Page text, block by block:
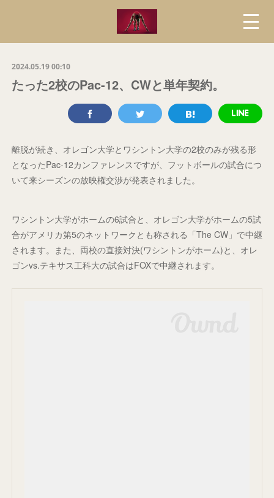
2024.05.19 00:10
たった2校のPac-12、CWと単年契約。
離脱が続き、オレゴン大学とワシントン大学の2校のみが残る形
となったPac-12カンファレンスですが、フットボールの試合につ
いて来シーズンの放映権交渉が発表されました。
ワシントン大学がホームの6試合と、オレゴン大学がホームの5試
合がアメリカ第5のネットワークとも称される「The CW」で中継
されます。また、両校の直接対決(ワシントンがホーム)と、オレ
ゴンvs.テキサス工科大の試合はFOXで中継されます。